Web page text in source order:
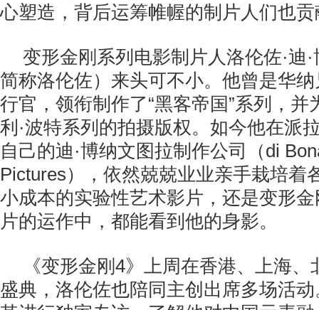
心塑造，背后运筹帷幄的制片人们也
变形金刚系列电影制片人洛伦佐·迪
简称洛伦佐）来头可不小。他曾是华
行官，领衔制作了“黑客帝国”系列，并
利·波特系列的拍摄版权。如今他在派
自己的迪·博纳文图拉制作公司（di
Pictures），依然兢兢业业亲手栽培着
小成本的实验性艺术影片，还是变形
片的运作中，都能看到他的身影。
《变形金刚4》上周在香港、上海
盛典，洛伦佐也陪同主创出席多场活